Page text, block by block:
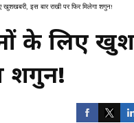
इस बार राखी पर फिर मिलेगा शगुन!
के लिए
शगुन!